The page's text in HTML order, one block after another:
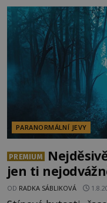
lokality vykazují
celé generace. A
PARANORMÁLNÍ JEVY
PREMIUM
jen ti
OD RADKA SÁBLIKOVÁ